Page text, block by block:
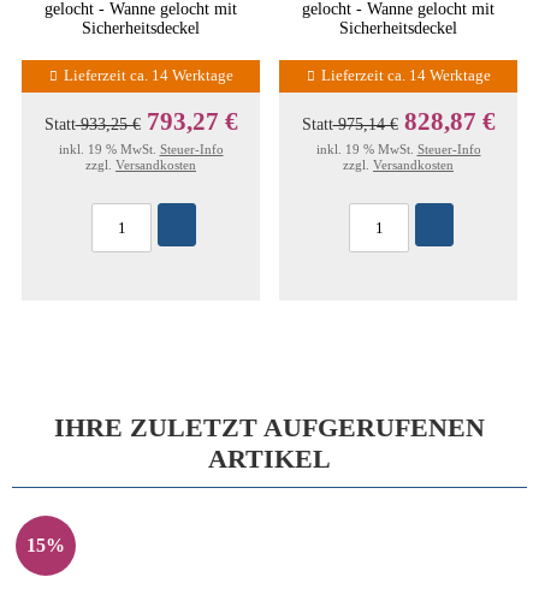
gelocht - Wanne gelocht mit
Sicherheitsdeckel
Lieferzeit ca. 14 Werktage
Statt933,25 € 793,27 €
inkl. 19 % MwSt. Steuer-Info
zzgl. Versandkosten
gelocht - Wanne gelocht mit
Sicherheitsdeckel
Lieferzeit ca. 14 Werktage
Statt975,14 € 828,87 €
inkl. 19 % MwSt. Steuer-Info
zzgl. Versandkosten
IHRE ZULETZT AUFGERUFENEN
ARTIKEL
15%